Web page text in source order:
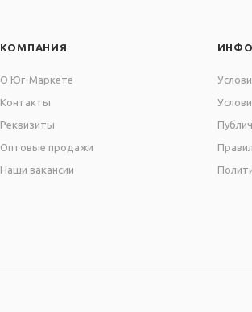
КОМПАНИЯ
О Юг-Маркете
Контакты
Реквизиты
Оптовые продажи
Наши вакансии